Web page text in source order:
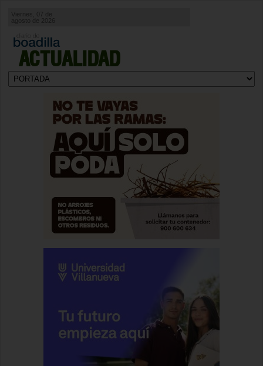
ACTUALIDAD
agosto de 2026